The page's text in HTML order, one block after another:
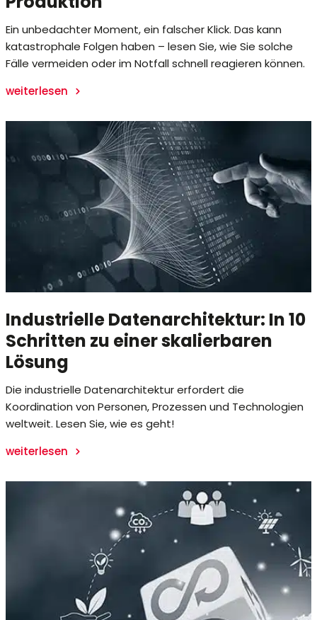
Ein unbedachter Moment, ein falscher Klick. Das kann
katastrophale Folgen haben – lesen Sie, wie Sie solche
Fälle vermeiden oder im Notfall schnell reagieren können.
weiterlesen
Industrielle Datenarchitektur: In 10
Schritten zu einer skalierbaren
Lösung
Die industrielle Datenarchitektur erfordert die
Koordination von Personen, Prozessen und Technologien
weltweit. Lesen Sie, wie es geht!
weiterlesen